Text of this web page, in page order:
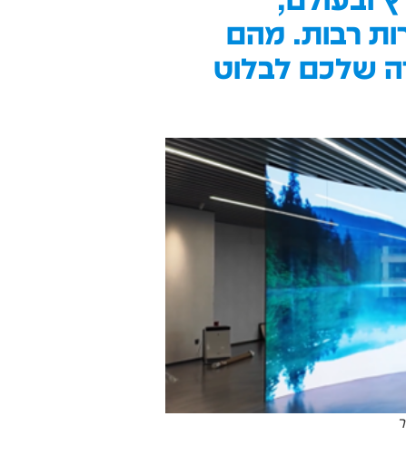
רבות. מהם
שלכם לבלוט